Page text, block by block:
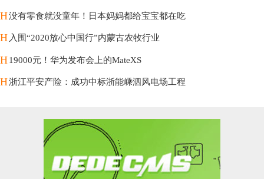
H没有零食就没童年！日本妈妈都给宝宝都在吃
H 入围“2020放心中国行”内蒙古农牧行业
H19000元！华为发布会上的MateXS
H浙江平安产险：成功中标浙能嵊泗风电场工程